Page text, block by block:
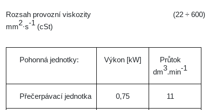
Rozsah provozní viskozity (22 ÷ 600)
mm2·s-1 (cSt)
Pohonná jednotky: Výkon [kW]
Průtok
dm3.min-1
Přečerpávací jednotka 0,75 11